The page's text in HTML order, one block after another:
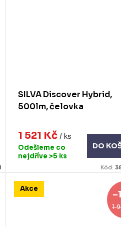
SILVA Discover Hybrid,
500lm, čelovka
1 521 Kč / ks
Odešleme co
nejdříve >5 ks
DO
Kód:
Akce
1